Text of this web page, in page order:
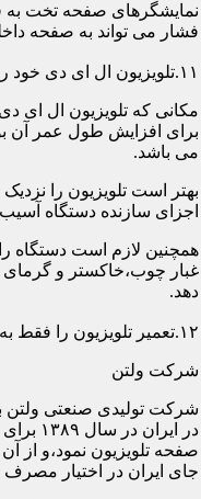
نمایشگرهای صفحه تخت
فشار می تواند به صفحه
۱۱.تلویزیون ال ای دی خود را در جای مناسب قرار دهید
مکانی که تلویزیون ال ای
برای افزایش طول عمر آن
می باشد.
بهتر است تلویزیون را نزدیک
اجزای سازنده دستگاه
همچنین لازم است دستگاه را
غبار چوب،خاکستر و
دهد.
۱۲.تعمیر تلویزیون را فقط به سرویس کار ماهر بسپارید
شرکت ولتن
شرکت تولیدی صنعتی ولتن
در
صفحه تلویزیون نمود،و از
جای ایران در اختیار